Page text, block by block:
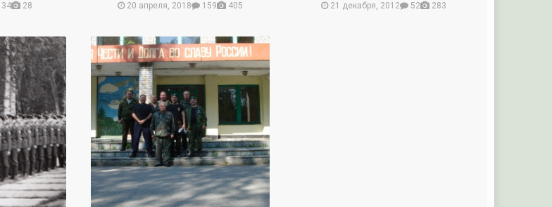
34 28 20 апреля, 2018 159 405 21 декабря, 2012 52 283